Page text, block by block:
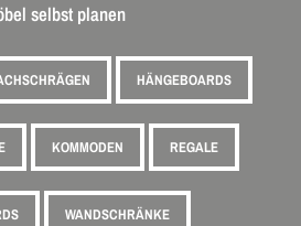
selbst planen
HÄNGEBOARDS
KOMMODEN REGALE
WANDSCHRÄNKE